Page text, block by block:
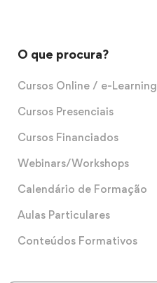
O que procura?
Cursos Online / e-Learning
Cursos Presenciais
Cursos Financiados
Webinars/Workshops
Calendário de Formação
Aulas Particulares
Conteúdos Formativos